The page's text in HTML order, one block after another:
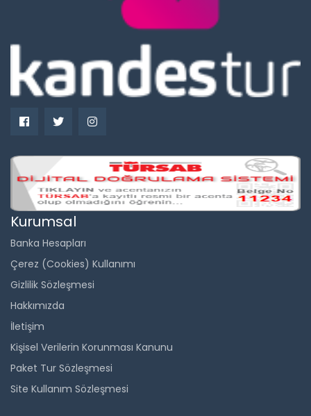
Kurumsal
Banka Hesapları
Çerez (Cookies) Kullanımı
Gizlilik Sözleşmesi
Hakkımızda
İletişim
Kişisel Verilerin Korunması Kanunu
Paket Tur Sözleşmesi
Site Kullanım Sözleşmesi